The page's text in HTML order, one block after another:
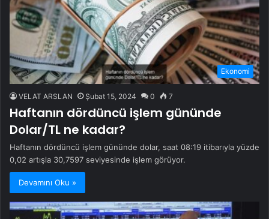
Ekonomi
VELAT ARSLAN Şubat 15, 2024 0 7
Haftanın dördüncü işlem gününde
Dolar/TL ne kadar?
Haftanın dördüncü işlem gününde dolar, saat 08:19 itibarıyla yüzde
0,02 artışla 30,7597 seviyesinde işlem görüyor.
Devamını Oku »